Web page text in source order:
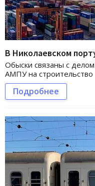
В Николаевском
Обыски связаны с
АМПУ на строительство
Подробнее